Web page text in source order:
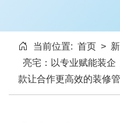
当前位置: 首页 >
亮宅：以专业赋能装
款让合作更高效的装修